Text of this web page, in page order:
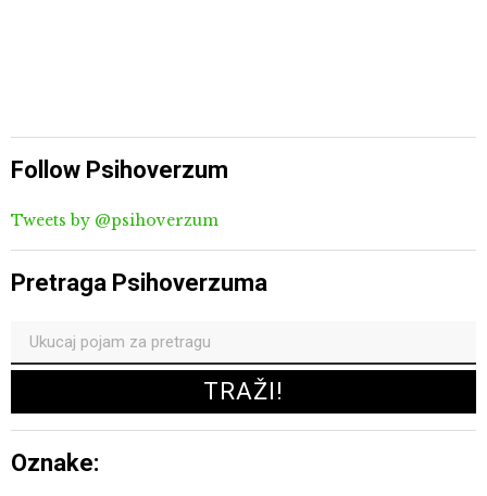
Follow Psihoverzum
Tweets by @psihoverzum
Pretraga Psihoverzuma
Oznake: